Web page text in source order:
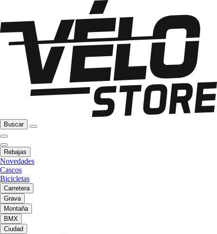
Buscar
Rebajas
Novedades
Cascos
Bicicletas
Carretera
Grava
Montaña
BMX
Ciudad